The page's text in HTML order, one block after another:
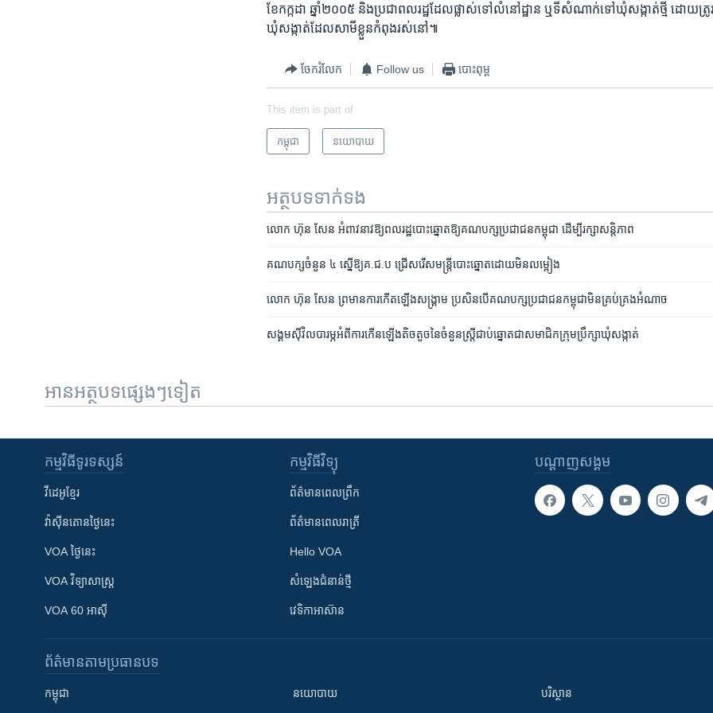
ខែ​កក្កដា​ ឆ្នាំ​២០០៥​ និង​ប្រជា​ពល​រដ្ឋ​ដែល​ផ្លាស់​ទៅ​លំនៅ​ដ្ឋាន​ ឬ​ទី​សំណាក់​ទៅ​ឃុំ​សង្កាត់​ថ្មី ​ដោយ​ត្រូ
ឃុំ​សង្កាត់​ដែល​សាមី​ខ្លួន​កំពុង​រស់​នៅ៕
ចែករំលែក Follow us បោះពុម្ព
This item is part of
កម្ពុជា នយោបាយ
អត្ថបទ​ទាក់ទង
លោក ហ៊ុន សែន អំពាវនាវ​ឱ្យ​ពលរដ្ឋ​បោះឆ្នោត​ឱ្យ​គណបក្ស​ប្រជាជន​កម្ពុជា ដើម្បី​រក្សា​សន្តិភាព
គណបក្ស​ចំនួន ​៤ ​ស្នើ​ឱ្យ​គ.ជ.ប ជ្រើស​រើស​មន្ត្រី​បោះឆ្នោត​ដោយ​មិន​លម្អៀង
លោក ​ហ៊ុន សែន​ ព្រមាន​ការ​កើត​ឡើង​សង្រ្គាម​ ប្រសិន​បើ​គណបក្ស​ប្រជាជន​កម្ពុជា​មិន​គ្រប់​គ្រង​អំណាច
សង្គម​ស៊ីវិល​បារម្ភ​​អំពី​ការ​កើន​ឡើង​តិច​តួច​នៃ​ចំនួន​ស្ត្រី​ជាប់​ឆ្នោត​ជា​សមាជិក​ក្រុម​ប្រឹក្សា​ឃុំ​សង្កាត់
អានអត្ថបទផ្សេងៗទៀត
បណ្តាញ​សង្គម
កម្មវិធី​ទូរទស្សន៍
វីដេអូ​ខ្មែរ
វ៉ាស៊ីនតោន​ថ្ងៃ​នេះ
VOA ថ្ងៃនេះ
VOA ​វិទ្យាសាស្ត្រ
VOA 60 អាស៊ី
កម្មវិធី​វិទ្យុ
ព័ត៌មាន​ពេល​ព្រឹក
ព័ត៌មាន​​ពេល​រាត្រី
Hello VOA
សំឡេង​ជំនាន់​ថ្មី
វេទិកា​អាស៊ាន
ព័ត៌មាន​តាមប្រធានបទ​
កម្ពុជា នយោបាយ បរិស្ថាន